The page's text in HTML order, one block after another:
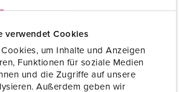
verwendet Cookies
um Inhalte und Anzeigen
Funktionen für soziale Medien
und die Zugriffe auf unsere
Außerdem geben wir